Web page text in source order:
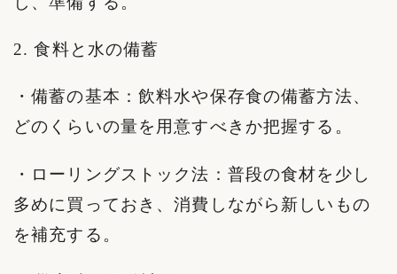
2. 食料と水の備蓄
・備蓄の基本：飲料水や保存食の備蓄方法、
どのくらいの量を用意すべきか把握する。
・ローリングストック法：普段の食材を少し
多めに買っておき、消費しながら新しいもの
を補充する。